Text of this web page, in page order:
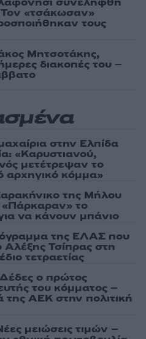
«τσάκωσαν»
τους
Μητσοτάκης,
διακοπές του –
στην Ελπίδα
«Καρυστιανού,
μετέτρεψαν το
αρχηγικό κόμμα»
της Μήλου
«Πάρκαραν» το
να κάνουν μπάνιο
της ΕΛΑΣ που
Αλέξης Τσίπρας στη
τετραετίας
ο πρώτος
του κόμματος –
της ΑΕΚ στην πολιτική
μειώσεις τιμών –